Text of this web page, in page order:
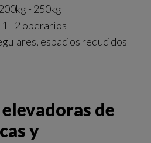
- 250kg
1 - 2 operarios
espacios reducidos
de
y